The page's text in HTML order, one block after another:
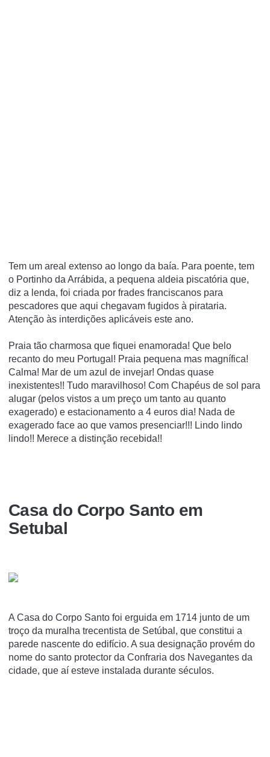
Tem um areal extenso ao longo da baía. Para poente, tem
o Portinho da Arrábida, a pequena aldeia piscatória que,
diz a lenda, foi criada por frades franciscanos para
pescadores que aqui chegavam fugidos à pirataria.
Atenção às interdições aplicáveis este ano.
Praia tão charmosa que fiquei enamorada! Que belo
recanto do meu Portugal! Praia pequena mas magnífica!
Calma! Mar de um azul de invejar! Ondas quase
inexistentes!! Tudo maravilhoso! Com Chapéus de sol para
alugar (pelos vistos a um preço um tanto au quanto
exagerado) e estacionamento a 4 euros dia! Nada de
exagerado face ao que vamos presenciar!!! Lindo lindo
lindo!! Merece a distinção recebida!!
Casa do Corpo Santo em
Setubal
A Casa do Corpo Santo foi erguida em 1714 junto de um
troço da muralha trecentista de Setúbal, que constitui a
parede nascente do edifício. A sua designação provém do
nome do santo protector da Confraria dos Navegantes da
cidade, que aí esteve instalada durante séculos.